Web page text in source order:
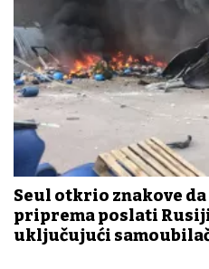
Seul otkrio znakove
priprema poslati
uključujući